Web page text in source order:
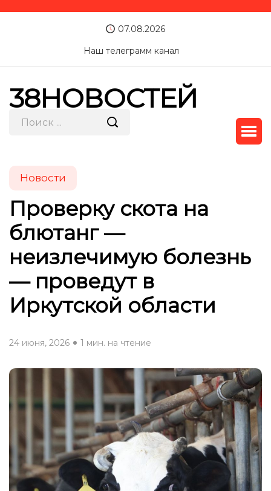
07.08.2026
Наш телеграмм канал
38НОВОСТЕЙ
Новости
Проверку скота на
блютанг —
неизлечимую болезнь
— проведут в
Иркутской области
24 июня, 2026 1 мин. на чтение